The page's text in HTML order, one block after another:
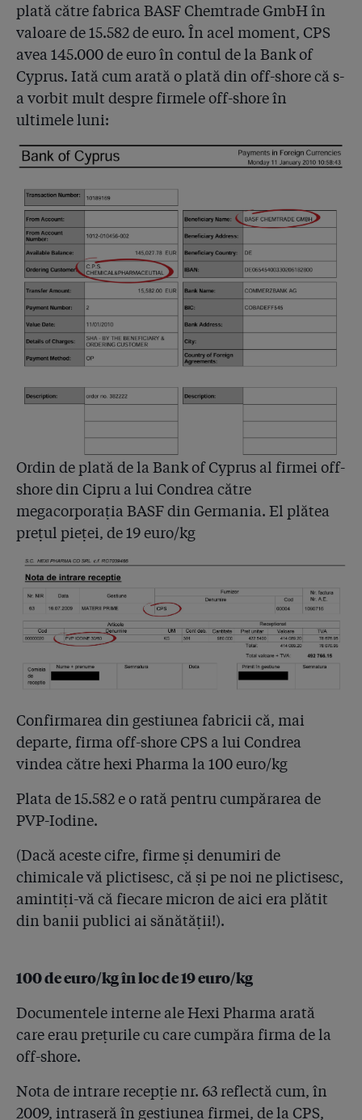
plată către fabrica BASF Chemtrade GmbH în
valoare de 15.582 de euro. În acel moment, CPS
avea 145.000 de euro în contul de la Bank of
Cyprus. Iată cum arată o plată din off-shore că s-
a vorbit mult despre firmele off-shore în
ultimele luni:
Ordin de plată de la Bank of Cyprus al firmei off-
shore din Cipru a lui Condrea către
megacorporația BASF din Germania. El plătea
prețul pieței, de 19 euro/kg
Confirmarea din gestiunea fabricii că, mai
departe, firma off-shore CPS a lui Condrea
vindea către hexi Pharma la 100 euro/kg
Plata de 15.582 e o rată pentru cumpărarea de
PVP-Iodine.
(Dacă aceste cifre, firme și denumiri de
chimicale vă plictisesc, că și pe noi ne plictisesc,
amintiți-vă că fiecare micron de aici era plătit
din banii publici ai sănătății!).
100 de euro/kg în loc de 19 euro/kg
Documentele interne ale Hexi Pharma arată
care erau prețurile cu care cumpăra firma de la
off-shore.
Nota de intrare recepție nr. 63 reflectă cum, în
2009, intraseră în gestiunea firmei, de la CPS,